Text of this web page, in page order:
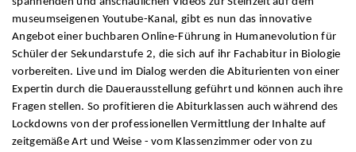
museumseigenen Youtube-Kanal, gibt es nun das innovative
Angebot einer buchbaren Online-Führung in Humanevolution für
Schüler der Sekundarstufe 2, die sich auf ihr Fachabitur in Biologie
vorbereiten. Live und im Dialog werden die Abiturienten von einer
Expertin durch die Dauerausstellung geführt und können auch ihre
Fragen stellen. So profitieren die Abiturklassen auch während des
Lockdowns von der professionellen Vermittlung der Inhalte auf
zeitgemäße Art und Weise - vom Klassenzimmer oder von zu